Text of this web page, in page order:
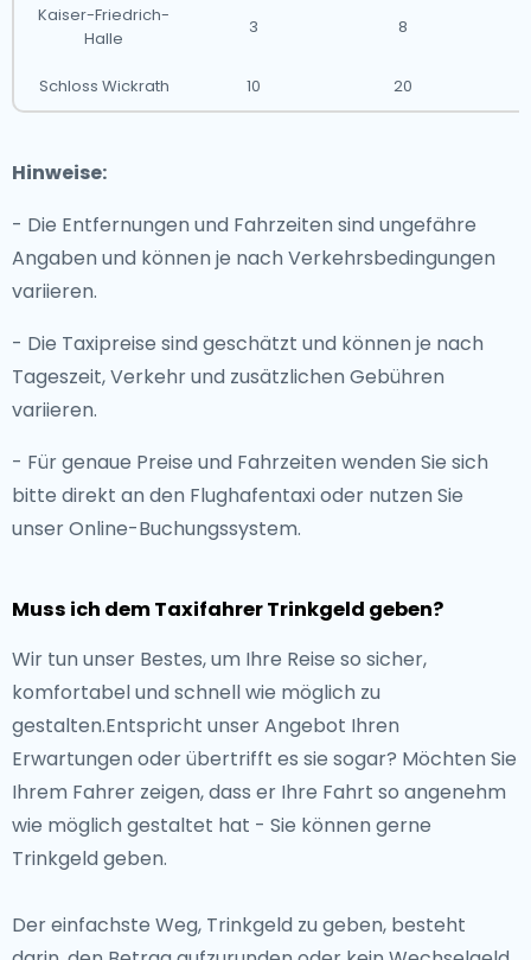
Kaiser-Friedrich-
Halle
3 8
Schloss Wickrath 10 20
Hinweise:
- Die Entfernungen und Fahrzeiten sind ungefähre
Angaben und können je nach Verkehrsbedingungen
variieren.
- Die Taxipreise sind geschätzt und können je nach
Tageszeit, Verkehr und zusätzlichen Gebühren
variieren.
- Für genaue Preise und Fahrzeiten wenden Sie sich
bitte direkt an den Flughafentaxi oder nutzen Sie
unser Online-Buchungssystem.
Muss ich dem Taxifahrer Trinkgeld geben?
Wir tun unser Bestes, um Ihre Reise so sicher,
komfortabel und schnell wie möglich zu
gestalten.Entspricht unser Angebot Ihren
Erwartungen oder übertrifft es sie sogar? Möchten Sie
Ihrem Fahrer zeigen, dass er Ihre Fahrt so angenehm
wie möglich gestaltet hat - Sie können gerne
Trinkgeld geben.
Der einfachste Weg, Trinkgeld zu geben, besteht